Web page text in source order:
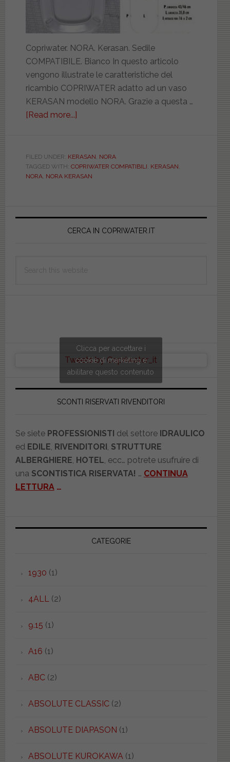
Copriwater. NORA. Kerasan. Sedile
COMPATIBILE. Bianco In questo articolo
vengono illustrate le caratteristiche del
ricambio COPRIWATER adatto ad un vaso
KERASAN modello NORA. Grazie a questa …
[Read more...]
COMPATIBILE.
BIAD301NORMANORA
FILED UNDER: KERASAN, NORA
TAGGED WITH: COPRIWATER COMPATIBILI, KERASAN,
NORA, NORA KERASAN
Primary
CERCA IN COPRIWATER.IT
Tweets by Copriwater_it
Clicca per accettare i
cookie di marketing e
abilitare questo contenuto
SCONTI RISERVATI RIVENDITORI
Se siete PROFESSIONISTI del settore IDRAULICO
ed EDILE, RIVENDITORI, STRUTTURE
ALBERGHIERE, HOTEL, ecc… potrete usufruire di
una SCONTISTICA RISERVATA! … CONTINUA
LETTURA…
CATEGORIE
1930 (1)
4ALL(2)
9.15 (1)
A16 (1)
ABC(2)
ABSOLUTE CLASSIC(2)
ABSOLUTE DIAPASON (1)
ABSOLUTE KUROKAWA(1)